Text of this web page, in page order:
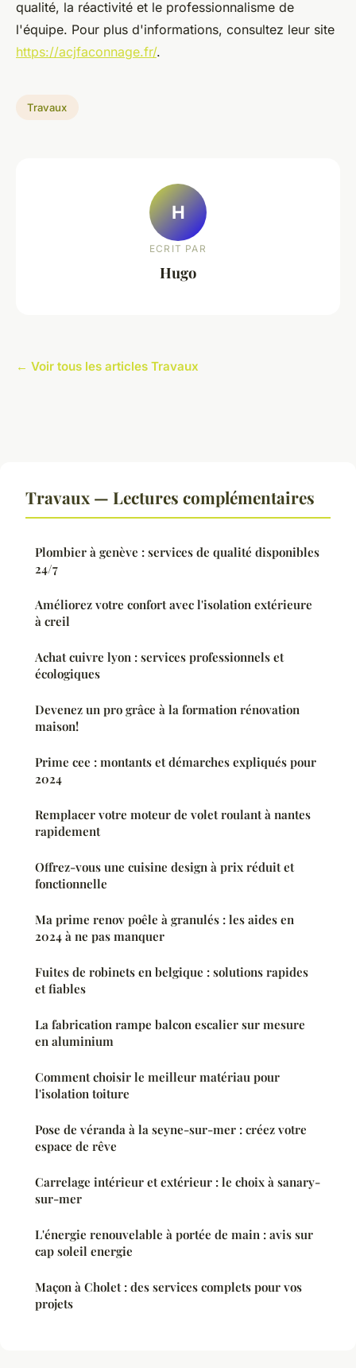
qualité, la réactivité et le professionnalisme de
l'équipe. Pour plus d'informations, consultez leur site
https://acjfaconnage.fr/.
Travaux
H
ECRIT PAR
Hugo
← Voir tous les articles Travaux
Travaux — Lectures complémentaires
Plombier à genève : services de qualité disponibles
24/7
Améliorez votre confort avec l'isolation extérieure
à creil
Achat cuivre lyon : services professionnels et
écologiques
Devenez un pro grâce à la formation rénovation
maison!
Prime cee : montants et démarches expliqués pour
2024
Remplacer votre moteur de volet roulant à nantes
rapidement
Offrez-vous une cuisine design à prix réduit et
fonctionnelle
Ma prime renov poêle à granulés : les aides en
2024 à ne pas manquer
Fuites de robinets en belgique : solutions rapides
et fiables
La fabrication rampe balcon escalier sur mesure
en aluminium
Comment choisir le meilleur matériau pour
l'isolation toiture
Pose de véranda à la seyne-sur-mer : créez votre
espace de rêve
Carrelage intérieur et extérieur : le choix à sanary-
sur-mer
L'énergie renouvelable à portée de main : avis sur
cap soleil energie
Maçon à Cholet : des services complets pour vos
projets